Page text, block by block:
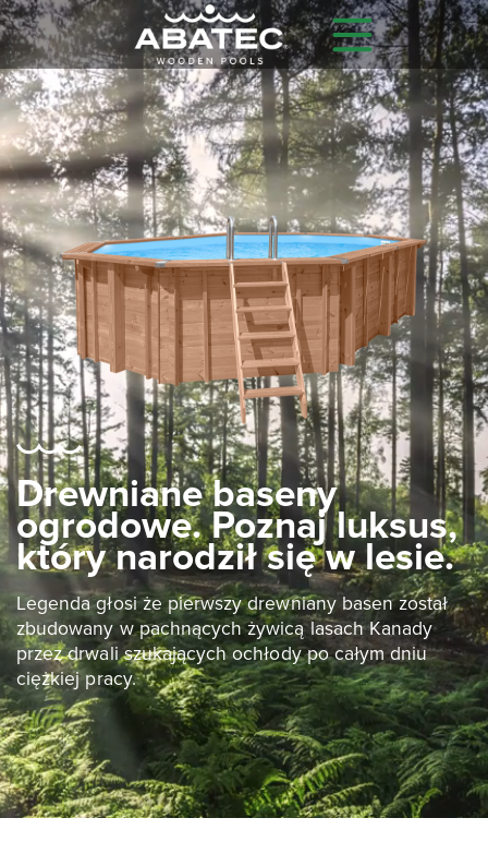
Modele Główne korzyści Wyposażenie dodatkowe
Magia drewna FAQ
Drewniane baseny
ogrodowe. Poznaj luksus,
który narodził się w lesie.
Legenda głosi że pierwszy drewniany basen został
zbudowany w pachnących żywicą lasach Kanady
przez drwali szukających ochłody po całym dniu
ciężkiej pracy.